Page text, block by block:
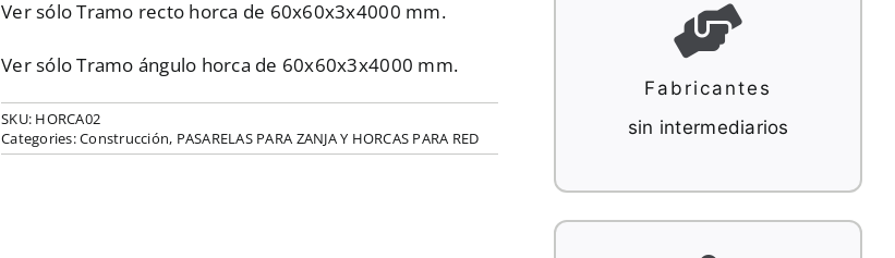
Ver sólo Tramo recto horca de 60x60x3x4000 mm.
Ver sólo Tramo ángulo horca de 60x60x3x4000 mm.
SKU: HORCA02
Categories:Construcción, PASARELAS PARA ZANJA Y HORCAS PARA RED
Fabricantes
sin intermediarios